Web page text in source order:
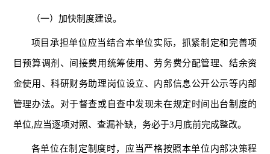
（一）加快制度建设。
项目承担单位应当结合本单位实际，抓紧制定和完善项
目预算调剂、间接费用统筹使用、劳务费分配管理、结余资
金使用、科研财务助理岗位设立、内部信息公开公示等内部
管理办法。对于督查或自查中发现未在规定时间出台制度的
单位,应当逐项对照、查漏补缺，务必于3月底前完成整改。
各单位在制定制度时，应当严格按照本单位内部决策程